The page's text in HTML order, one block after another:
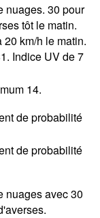
nuages. 30 pour
tôt le matin.
km/h le matin.
Indice UV de 7
14.
de probabilité
de probabilité
nuages avec 30